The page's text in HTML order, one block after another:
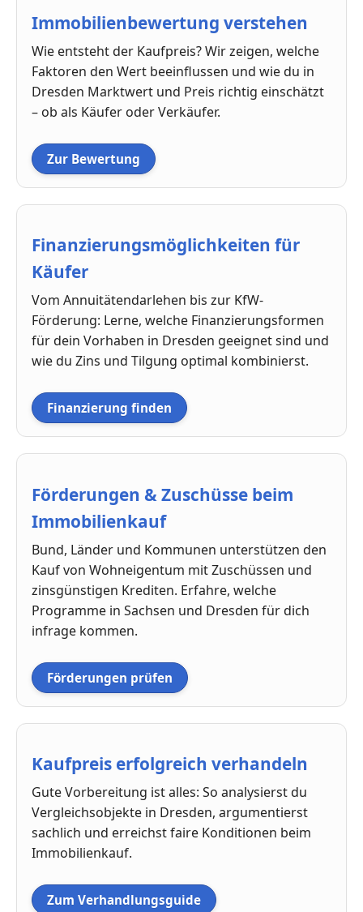
Immobilienbewertung verstehen
Wie entsteht der Kaufpreis? Wir zeigen, welche
Faktoren den Wert beeinflussen und wie du in
Dresden Marktwert und Preis richtig einschätzt
– ob als Käufer oder Verkäufer.
Zur Bewertung
Finanzierungsmöglichkeiten für
Käufer
Vom Annuitätendarlehen bis zur KfW-
Förderung: Lerne, welche Finanzierungsformen
für dein Vorhaben in Dresden geeignet sind und
wie du Zins und Tilgung optimal kombinierst.
Finanzierung finden
Förderungen & Zuschüsse beim
Immobilienkauf
Bund, Länder und Kommunen unterstützen den
Kauf von Wohneigentum mit Zuschüssen und
zinsgünstigen Krediten. Erfahre, welche
Programme in Sachsen und Dresden für dich
infrage kommen.
Förderungen prüfen
Kaufpreis erfolgreich verhandeln
Gute Vorbereitung ist alles: So analysierst du
Vergleichsobjekte in Dresden, argumentierst
sachlich und erreichst faire Konditionen beim
Immobilienkauf.
Zum Verhandlungsguide